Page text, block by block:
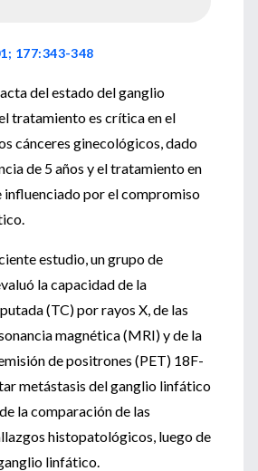
177:343-348
del estado del ganglio
tratamiento es crítica en el
cánceres ginecológicos, dado
de 5 años y el tratamiento en
influenciado por el compromiso
estudio, un grupo de
la capacidad de la
(TC) por rayos X, de las
magnética (MRI) y de la
de positrones (PET) 18F-
metástasis del ganglio linfático
la comparación de las
histopatológicos, luego de
linfático.